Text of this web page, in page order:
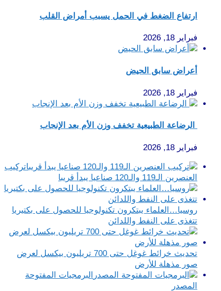
ارتفاع الضغط في الحمل يسبب أمراض القلب
فبراير 18, 2026
أعراض سابق الحيض
فبراير 18, 2026
الرضاعة الطبيعية تخفف وزن الأم بعد الإنجاب
فبراير 18, 2026
تركيب
العنصرين الـ119 والـ120 صناعيا يبدأ قريبا
روسيا…العلماء يبتكرون تكنولوجيا للحصول على بكتيريا
تتغذى على النفط واللدائن
تحديث خرائط غوغل حتى 700 تريليون بيكسل لعرض
صور مذهلة للأرض
البرمجيات المفتوحة
المصدر